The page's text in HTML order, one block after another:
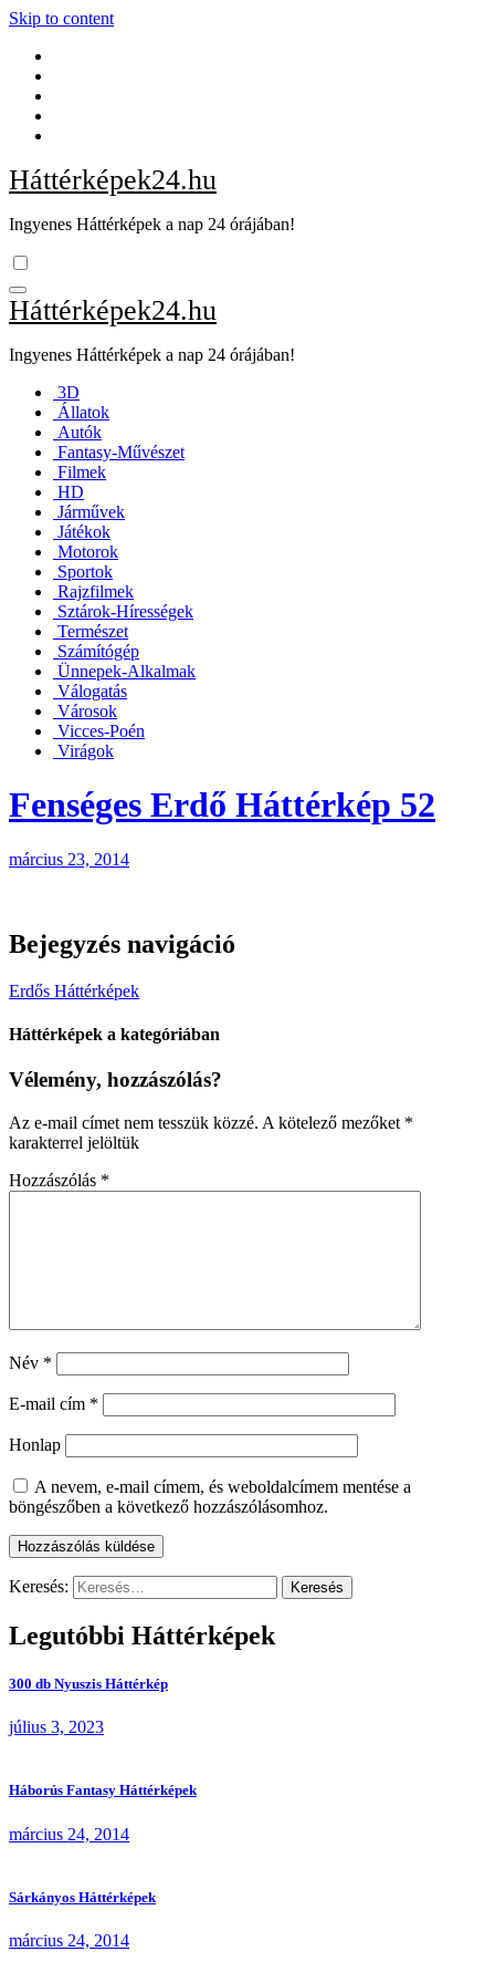
Skip to content
Háttérképek24.hu
Ingyenes Háttérképek a nap 24 órájában!
Háttérképek24.hu
Ingyenes Háttérképek a nap 24 órájában!
3D
Állatok
Autók
Fantasy-Művészet
Filmek
HD
Járművek
Játékok
Motorok
Sportok
Rajzfilmek
Sztárok-Hírességek
Természet
Számítógép
Ünnepek-Alkalmak
Válogatás
Városok
Vicces-Poén
Virágok
Fenséges Erdő Háttérkép 52
március 23, 2014
Bejegyzés navigáció
Erdős Háttérképek
Háttérképek a kategóriában
Vélemény, hozzászólás?
Az e-mail címet nem tesszük közzé. A kötelező mezőket *
karakterrel jelöltük
Hozzászólás *
Név *
E-mail cím *
Honlap
A nevem, e-mail címem, és weboldalcímem mentése a
böngészőben a következő hozzászólásomhoz.
Keresés:
Legutóbbi Háttérképek
300 db Nyuszis Háttérkép
július 3, 2023
Háborús Fantasy Háttérképek
március 24, 2014
Sárkányos Háttérképek
március 24, 2014